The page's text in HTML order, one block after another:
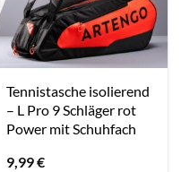
Tennistasche isolierend
– L Pro 9 Schläger rot
Power mit Schuhfach
9,99€